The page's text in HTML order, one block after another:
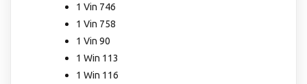
1 Vin 746
1 Vin 758
1 Vin 90
1 Win 113
1 Win 116